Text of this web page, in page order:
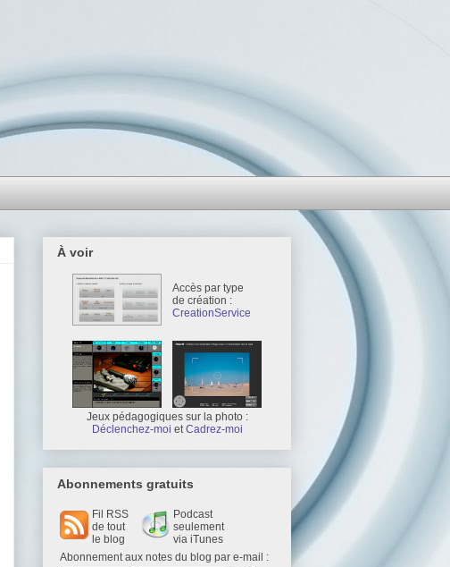
À voir
Accès par type
de création :
CreationService
Jeux pédagogiques sur la photo :
Déclenchez-moi etCadrez-moi
Abonnements gratuits
Fil RSS
de tout
le blog
Podcast
seulement
via iTunes
Abonnement aux notes du blog par e-mail :